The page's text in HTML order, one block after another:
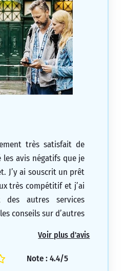
très satisfait de
les avis négatifs que je
J’y ai souscrit un prêt
très compétitif et j’ai
autres services
conseils sur d’autres
j’ai perdu ma carte
m’en a envoyé une
Voir plus d'avis
Note : 4.4/5